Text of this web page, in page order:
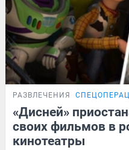
РАЗВЛЕЧЕНИЯ
«Дисней»
своих фильмов в
кинотеатры